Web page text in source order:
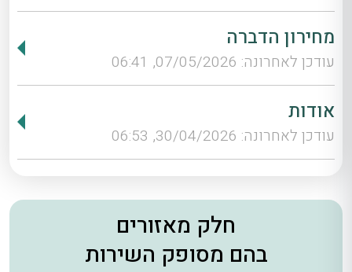
מחירון הדברה
עודכן לאחרונה: 07/05/2026, 06:41
אודות
עודכן לאחרונה: 30/04/2026, 06:53
חלק מאזורים
בהם מסופק השירות